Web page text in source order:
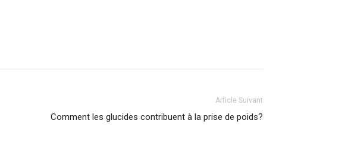
Article Suivant
Comment les glucides contribuent à la prise de poids?